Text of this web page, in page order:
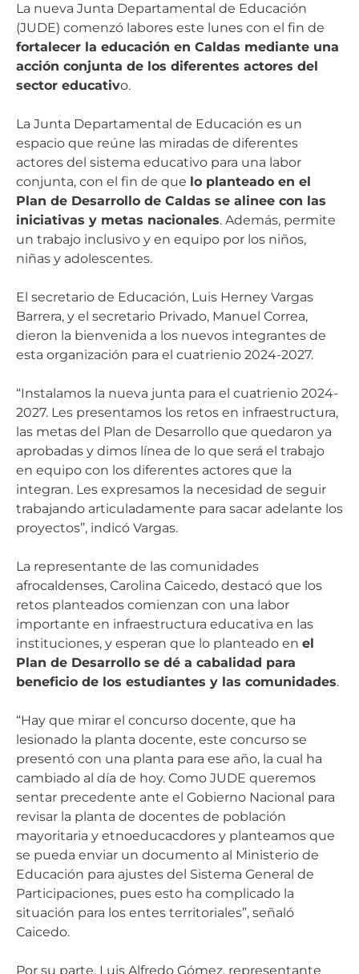
La nueva Junta Departamental de Educación
(JUDE) comenzó labores este lunes con el fin de
fortalecer la educación en Caldas mediante una
acción conjunta de los diferentes actores del
sector educativo.
La Junta Departamental de Educación es un
espacio que reúne las miradas de diferentes
actores del sistema educativo para una labor
conjunta, con el fin de que lo planteado en el
Plan de Desarrollo de Caldas se alinee con las
iniciativas y metas nacionales. Además, permite
un trabajo inclusivo y en equipo por los niños,
niñas y adolescentes.
El secretario de Educación, Luis Herney Vargas
Barrera, y el secretario Privado, Manuel Correa,
dieron la bienvenida a los nuevos integrantes de
esta organización para el cuatrienio 2024-2027.
“Instalamos la nueva junta para el cuatrienio 2024-
2027. Les presentamos los retos en infraestructura,
las metas del Plan de Desarrollo que quedaron ya
aprobadas y dimos línea de lo que será el trabajo
en equipo con los diferentes actores que la
integran. Les expresamos la necesidad de seguir
trabajando articuladamente para sacar adelante los
proyectos”, indicó Vargas.
La representante de las comunidades
afrocaldenses, Carolina Caicedo, destacó que los
retos planteados comienzan con una labor
importante en infraestructura educativa en las
instituciones, y esperan que lo planteado en el
Plan de Desarrollo se dé a cabalidad para
beneficio de los estudiantes y las comunidades.
“Hay que mirar el concurso docente, que ha
lesionado la planta docente, este concurso se
presentó con una planta para ese año, la cual ha
cambiado al día de hoy. Como JUDE queremos
sentar precedente ante el Gobierno Nacional para
revisar la planta de docentes de población
mayoritaria y etnoeducacdores y planteamos que
se pueda enviar un documento al Ministerio de
Educación para ajustes del Sistema General de
Participaciones, pues esto ha complicado la
situación para los entes territoriales”, señaló
Caicedo.
Por su parte, Luis Alfredo Gómez, representante